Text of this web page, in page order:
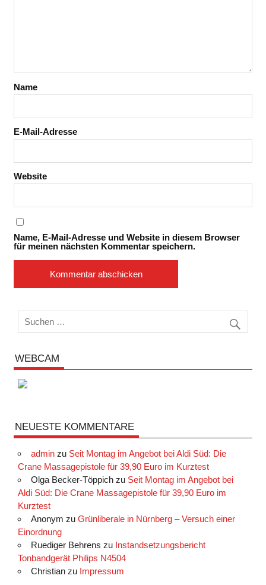
Name
E-Mail-Adresse
Website
Name, E-Mail-Adresse und Website in diesem Browser
für meinen nächsten Kommentar speichern.
WEBCAM
NEUESTE KOMMENTARE
adminzu Seit Montag im Angebot bei Aldi Süd: Die
Crane Massagepistole für 39,90 Euro im Kurztest
Olga Becker-Töppichzu Seit Montag im Angebot bei
Aldi Süd: Die Crane Massagepistole für 39,90 Euro im
Kurztest
Anonym zu Grünliberale in Nürnberg – Versuch einer
Einordnung
Ruediger Behrens zu Instandsetzungsbericht
Tonbandgerät Philips N4504
Christianzu Impressum